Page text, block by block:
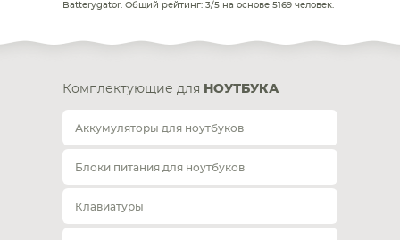
Batterygator. Общий рейтинг: 3/5 на основе 5169 человек.
Комплектующие для НОУТБУКА
Аккумуляторы для ноутбуков
Блоки питания для ноутбуков
Клавиатуры